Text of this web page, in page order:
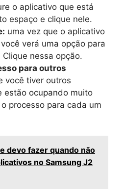
o aplicativo que está
espaço e clique nele.
uma vez que o aplicativo
verá uma opção para
Clique nessa opção.
para outros
você tiver outros
estão ocupando muito
processo para cada um
devo fazer quando não
no Samsung J2